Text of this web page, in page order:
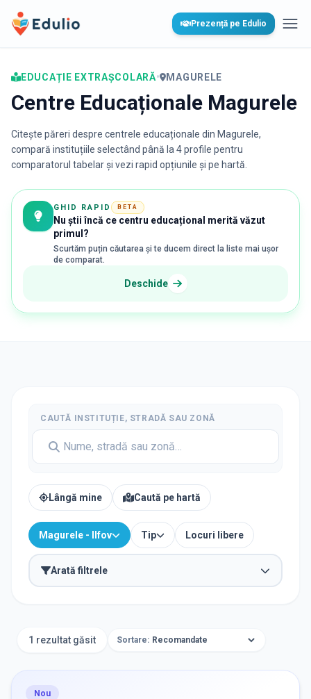
Edulio Prezență pe Edulio
EDUCAȚIE EXTRAȘCOLARĂ• MAGURELE
Centre Educaționale Magurele
Citește păreri despre centrele educaționale din Magurele,
compară instituțiile selectând până la 4 profile pentru
comparatorul tabelar și vezi rapid opțiunile și pe hartă.
GHID RAPID BETA
Nu știi încă ce centru educațional merită văzut
primul?
Scurtăm puțin căutarea și te ducem direct la liste mai ușor
de comparat.
Deschide
CAUTĂ INSTITUȚIE, STRADĂ SAU ZONĂ
Lângă mine Caută pe hartă
Magurele - Ilfov Tip Locuri libere
Arată filtrele
1 rezultat găsit Sortare:
Nou